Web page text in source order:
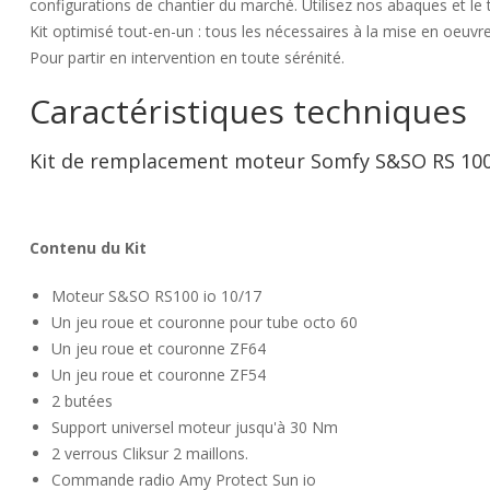
configurations de chantier du marché. Utilisez nos abaques et
Kit optimisé tout-en-un : tous les nécessaires à la mise en
Pour partir en intervention en toute sérénité.
Caractéristiques techniques
Kit de remplacement moteur Somfy S&SO RS
Contenu du Kit
Moteur S&SO RS100 io 10/17
Un jeu roue et couronne pour tube octo 60
Un jeu roue et couronne ZF64
Un jeu roue et couronne ZF54
2 butées
Support universel moteur jusqu'à 30 Nm
2 verrous Cliksur 2 maillons.
Commande radio Amy Protect Sun io